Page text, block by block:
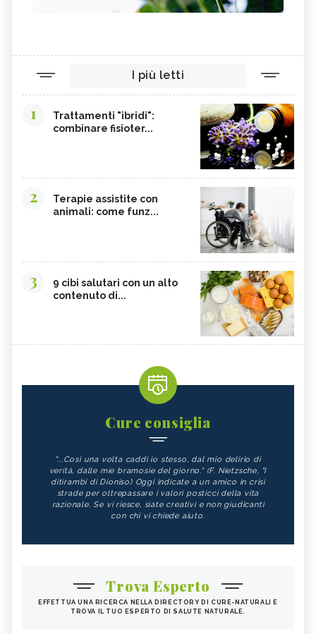
I più letti
1
Trattamenti "ibridi":
combinare fisioter...
2
Terapie assistite con
animali: come funz...
3
9 cibi salutari con un alto
contenuto di...
Cure consiglia
"...Così una volta caddi io stesso, dal mio delirio di
verità, dalle mie bramosie del giorno." (F. Nietzsche, "I
ditirambi di Dioniso) Oggi indicate a un amico in crisi
strade per oltrepassare i valori posticci della vita
razionale. Se vi riesce, siate creativi e non giudicanti
con chi vi chiede aiuto.
Trova Esperto
EFFETTUA UNA RICERCA NELLA DIRECTORY DI CURE-NATURALI E
TROVA IL TUO ESPERTO DI SALUTE NATURALE.